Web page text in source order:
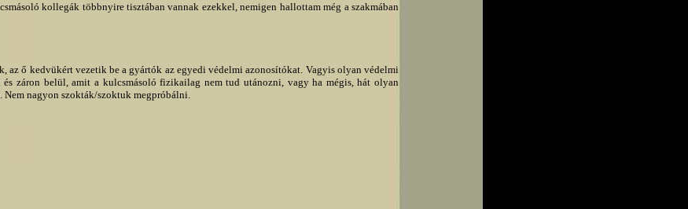
kollegák többnyire tisztában vannak ezekkel, nemigen hallottam még a szakmában
az ő kedvükért vezetik be a gyártók az egyedi védelmi azonosítókat. Vagyis olyan védelmi
záron belül, amit a kulcsmásoló fizikailag nem tud utánozni, vagy ha mégis, hát olyan
Nem nagyon szokták/szoktuk megpróbálni.